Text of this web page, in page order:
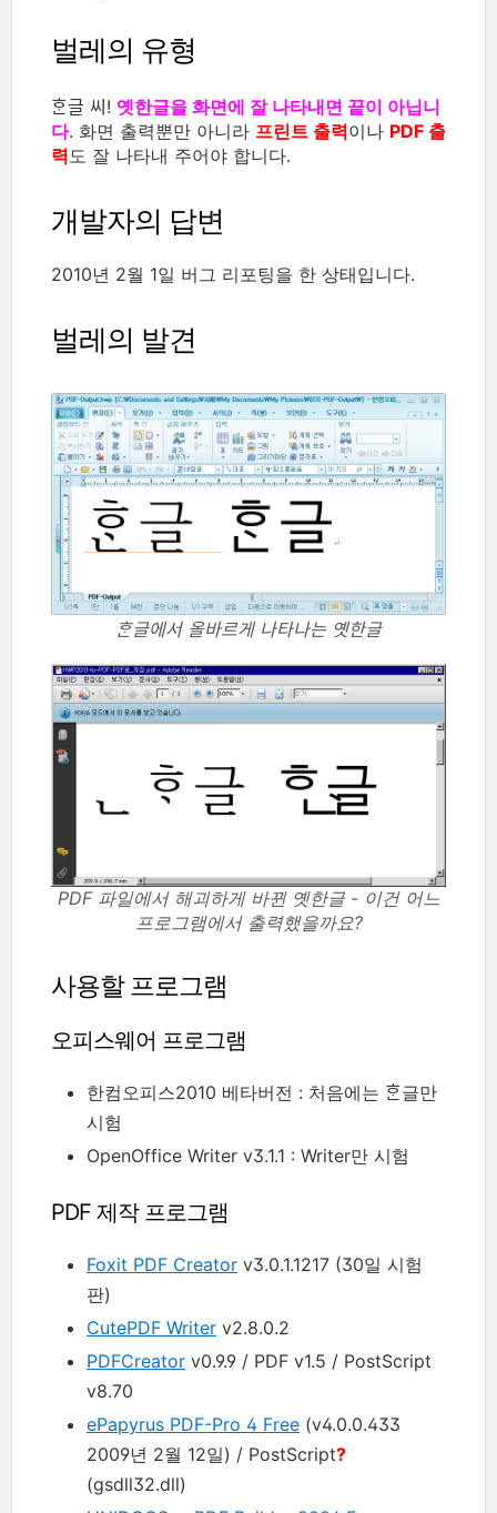
벌레의 유형
ᄒᆞᆫ글 씨! 옛한글을 화면에 잘 나타내면 끝이 아닙니
다. 화면 출력뿐만 아니라 프린트 출력이나 PDF 출
력도 잘 나타내 주어야 합니다.
개발자의 답변
2010년 2월 1일 버그 리포팅을 한 상태입니다.
벌레의 발견
ᄒᆞᆫ글에서 올바르게 나타나는 옛한글
PDF 파일에서 해괴하게 바뀐 옛한글 - 이건 어느
프로그램에서 출력했을까요?
사용할 프로그램
오피스웨어 프로그램
한컴오피스2010 베타버전 : 처음에는 ᄒᆞᆫ글만
시험
OpenOffice Writer v3.1.1 : Writer만 시험
PDF 제작 프로그램
Foxit PDF Creator v3.0.1.1217 (30일 시험
판)
CutePDF Writer v2.8.0.2
PDFCreator v0.9.9 / PDF v1.5 / PostScript
v8.70
ePapyrus PDF-Pro 4 Free (v4.0.0.433
2009년 2월 12일) / PostScript?
(gsdll32.dll)